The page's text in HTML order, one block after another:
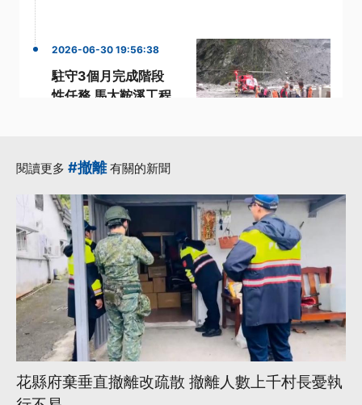
2026-06-30 19:56:38
駐守3個月完成階段
性任務 馬太鞍溪工程
階段·更多...
閱讀更多 #撤離有關的新聞
花縣府棄垂直撤離改疏散 撤離人數上千村長憂執